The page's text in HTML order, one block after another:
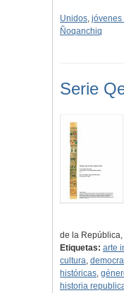
Unidos, jóvenes
Ñoqanchiq
Serie
de la
Etiquetas: arte
cultura,
históricas,
historia